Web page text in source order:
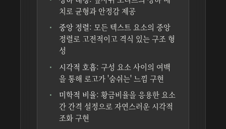
치로 균형과 안정감 제공
중앙 정렬: 모든 텍스트 요소의 중앙
정렬로 고전적이고 격식 있는 구조 형
성
시각적 호흡: 구성 요소 사이의 여백
을 통해 로고가 '숨쉬는' 느낌 구현
미학적 비율: 황금비율을 응용한 요소
간 간격 설정으로 자연스러운 시각적
조화 구현